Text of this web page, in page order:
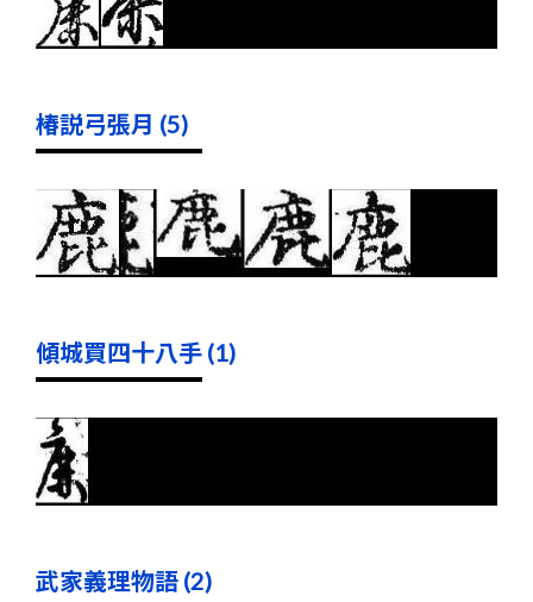
椿説弓張月 (5)
傾城買四十八手 (1)
武家義理物語 (2)